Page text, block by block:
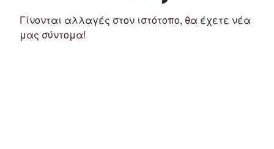
Γίνονται αλλαγές στον ιστότοπο, θα έχετε νέα
μας σύντομα!